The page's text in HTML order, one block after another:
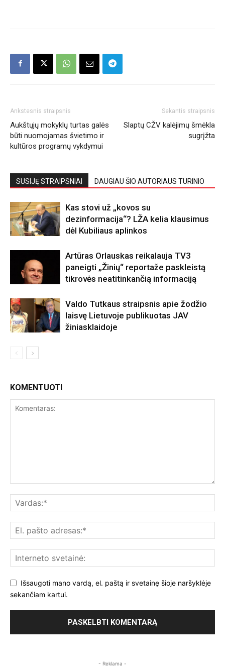
Ankstesnis straipsnis
Aukštųjų mokyklų turtas galės
būti nuomojamas švietimo ir
kultūros programų vykdymui
Sekantis straipsnis
Slaptų CŽV kalėjimų šmėkla
sugrįžta
SUSIJĘ STRAIPSNIAI DAUGIAU ŠIO AUTORIAUS TURINIO
Kas stovi už „kovos su
dezinformacija“? LŽA kelia klausimus
dėl Kubiliaus aplinkos
Artūras Orlauskas reikalauja TV3
paneigti „Žinių“ reportaže paskleistą
tikrovės neatitinkančią informaciją
Valdo Tutkaus straipsnis apie žodžio
laisvę Lietuvoje publikuotas JAV
žiniasklaidoje
KOMENTUOTI
Išsaugoti mano vardą, el. paštą ir svetainę šioje naršyklėje
sekančiam kartui.
- Reklama -